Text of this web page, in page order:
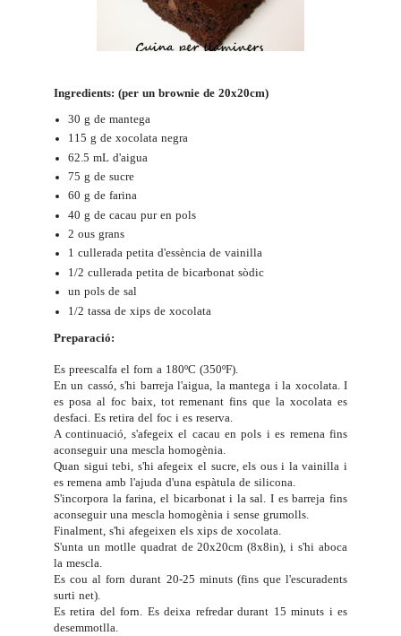
Ingredients: (per un brownie de 20x20cm)
30 g de mantega
115 g de xocolata negra
62.5 mL d'aigua
75 g de sucre
60 g de farina
40 g de cacau pur en pols
2 ous grans
1 cullerada petita d'essència de vainilla
1/2 cullerada petita de bicarbonat sòdic
un pols de sal
1/2 tassa de xips de xocolata
Preparació:
Es preescalfa el forn a 180ºC (350ºF).
En un cassó, s'hi barreja l'aigua, la mantega i la xocolata. I
es posa al foc baix, tot remenant fins que la xocolata es
desfaci. Es retira del foc i es reserva.
A continuació, s'afegeix el cacau en pols i es remena fins
aconseguir una mescla homogènia.
Quan sigui tebi, s'hi afegeix el sucre, els ous i la vainilla i
es remena amb l'ajuda d'una espàtula de silicona.
S'incorpora la farina, el bicarbonat i la sal. I es barreja fins
aconseguir una mescla homogènia i sense grumolls.
Finalment, s'hi afegeixen els xips de xocolata.
S'unta un motlle quadrat de 20x20cm (8x8in), i s'hi aboca
la mescla.
Es cou al forn durant 20-25 minuts (fins que l'escuradents
surti net).
Es retira del forn. Es deixa refredar durant 15 minuts i es
desemmotlla.